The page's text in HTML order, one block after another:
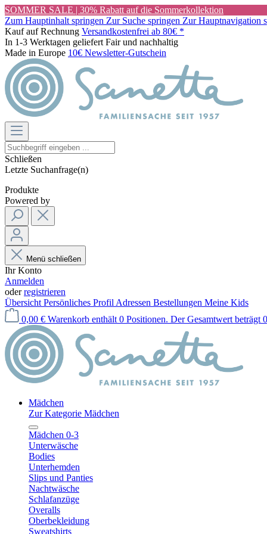
SOMMER SALE | 30% Rabatt auf die Sommerkollektion
Zum Hauptinhalt springen Zur Suche springen Zur Hauptnavigation
Kauf auf Rechnung Versandkostenfrei ab 80€ *
In 1-3 Werktagen geliefert Fair und nachhaltig
Made in Europe 10€ Newsletter-Gutschein
Schließen
Letzte Suchanfrage(n)
Produkte
Powered by
Menü schließen
Ihr Konto
Anmelden
oderregistrieren
Übersicht Persönliches Profil Adressen Bestellungen Meine Kids
0,00 € Warenkorb enthält 0 Positionen. Der Gesamtwert beträgt
Mädchen
Zur Kategorie Mädchen
Mädchen 0-3
Unterwäsche
Bodies
Unterhemden
Slips und Panties
Nachtwäsche
Schlafanzüge
Overalls
Oberbekleidung
Sweatshirts